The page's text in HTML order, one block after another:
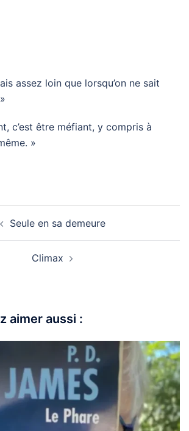
assez loin que lorsqu’on ne sait
c’est être méfiant, y compris à
»
Seule en sa demeure
Climax
aimer aussi :